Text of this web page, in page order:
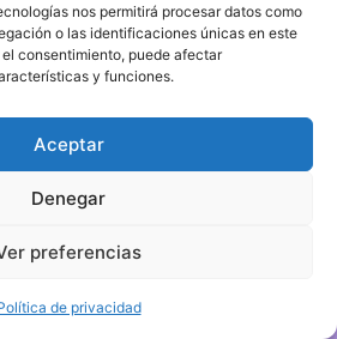
nos permitirá procesar datos como
o las identificaciones únicas en este
consentimiento, puede afectar
y funciones.
Aceptar
Denegar
preferencias
de privacidad